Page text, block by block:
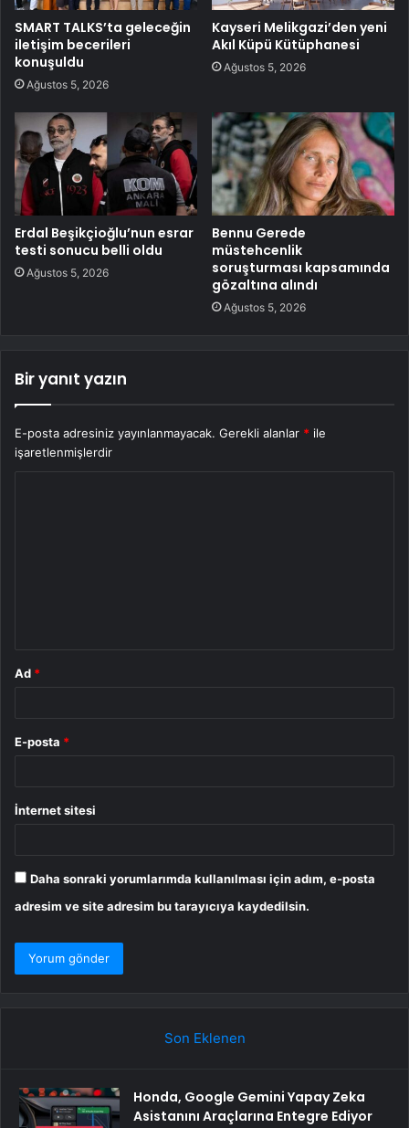
SMART TALKS’ta geleceğin
iletişim becerileri
konuşuldu
Ağustos 5, 2026
Kayseri Melikgazi’den yeni
Akıl Küpü Kütüphanesi
Ağustos 5, 2026
Erdal Beşikçioğlu’nun esrar
testi sonucu belli oldu
Ağustos 5, 2026
Bennu Gerede
müstehcenlik
soruşturması kapsamında
gözaltına alındı
Ağustos 5, 2026
Bir yanıt yazın
E-posta adresiniz yayınlanmayacak. Gerekli alanlar * ile
işaretlenmişlerdir
Ad *
E-posta *
İnternet sitesi
Daha sonraki yorumlarımda kullanılması için adım, e-posta
adresim ve site adresim bu tarayıcıya kaydedilsin.
Son Eklenen
Honda, Google Gemini Yapay Zeka
Asistanını Araçlarına Entegre Ediyor